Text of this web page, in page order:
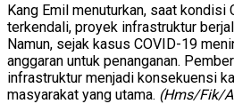
Kang Emil menuturkan, saat kondisi
terkendali, proyek infrastruktur
Namun, sejak kasus COVID-19
anggaran untuk penanganan.
infrastruktur menjadi konsekuensi
masyarakat yang utama. (Hms/Fik/